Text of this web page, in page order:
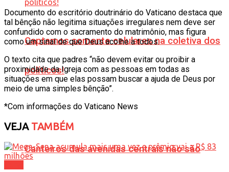
Captamos somente celulares na coletiva dos
políticos!
Canteiros das avenidas centrais não são
Documento do escritório doutrinário do Vaticano destaca que
tal bênção não legitima situações irregulares nem deve ser
confundido com o sacramento do matrimônio, mas figura
como um sinal de que Deus acolhe a todos.
O texto cita que padres “não devem evitar ou proibir a
proximidade da Igreja com as pessoas em todas as
situações em que elas possam buscar a ajuda de Deus por
meio de uma simples bênção”.
*Com informações do Vaticano News
VEJATAMBÉM